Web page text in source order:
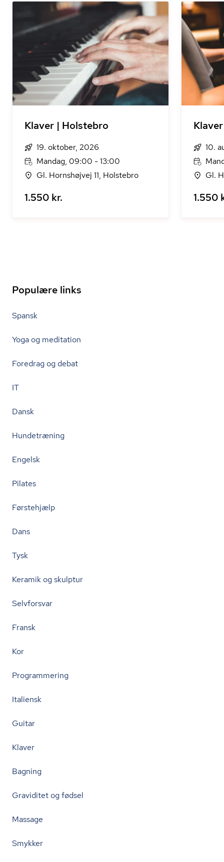
Klaver | Holstebro
19. oktober, 2026
Mandag, 09:00 - 13:00
Gl. Hornshøjvej 11, Holstebro
1.550 kr.
10.
Gl.
1.550
Populære links
Spansk
Yoga og meditation
Foredrag og debat
IT
Dansk
Hundetræning
Engelsk
Pilates
Førstehjælp
Dans
Tysk
Keramik og skulptur
Selvforsvar
Fransk
Kor
Programmering
Italiensk
Guitar
Klaver
Bagning
Graviditet og fødsel
Massage
Smykker